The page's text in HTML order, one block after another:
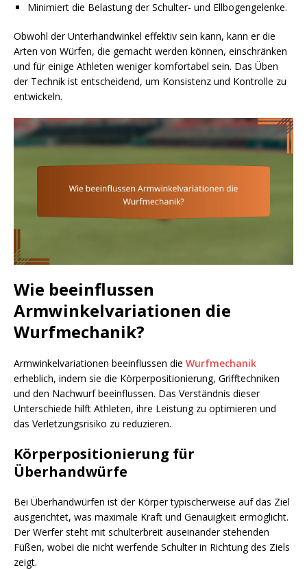
Minimiert die Belastung der Schulter- und Ellbogengelenke.
Obwohl der Unterhandwinkel effektiv sein kann, kann er die
Arten von Würfen, die gemacht werden können, einschränken
und für einige Athleten weniger komfortabel sein. Das Üben
der Technik ist entscheidend, um Konsistenz und Kontrolle zu
entwickeln.
Wie beeinflussen
Armwinkelvariationen die
Wurfmechanik?
Armwinkelvariationen beeinflussen die Wurfmechanik
erheblich, indem sie die Körperpositionierung, Grifftechniken
und den Nachwurf beeinflussen. Das Verständnis dieser
Unterschiede hilft Athleten, ihre Leistung zu optimieren und
das Verletzungsrisiko zu reduzieren.
Körperpositionierung für
Überhandwürfe
Bei Überhandwürfen ist der Körper typischerweise auf das Ziel
ausgerichtet, was maximale Kraft und Genauigkeit ermöglicht.
Der Werfer steht mit schulterbreit auseinander stehenden
Füßen, wobei die nicht werfende Schulter in Richtung des Ziels
zeigt.